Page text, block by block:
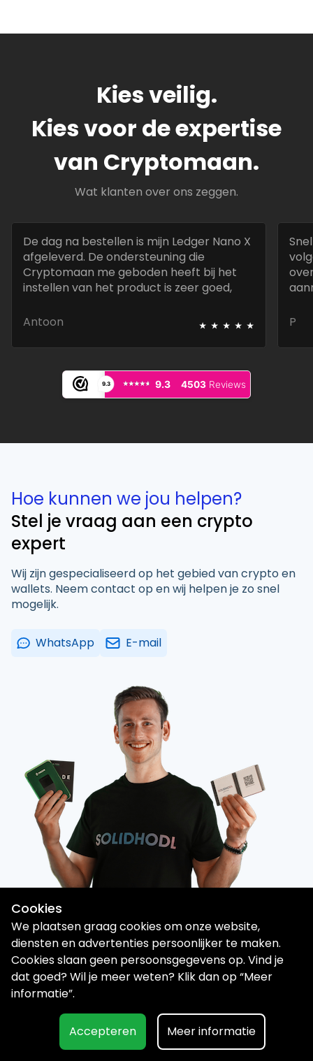
Kies veilig.
Kies voor de expertise
van Cryptomaan.
Wat klanten over ons zeggen.
De dag na bestellen is mijn Ledger Nano X
afgeleverd. De ondersteuning die
Cryptomaan me geboden heeft bij het
instellen van het product is zeer goed,
Antoon
⭑ ⭑ ⭑ ⭑ ⭑
P
9.3 ⭑⭑⭑⭑⭑
⭑⭑⭑⭑⭑ 9.3 4503Reviews
Hoe kunnen we jou helpen?
Stel je vraag aan een crypto
expert
Wij zijn gespecialiseerd op het gebied van crypto en
wallets. Neem contact op en wij helpen je zo snel
mogelijk.
WhatsApp E-mail
Hardware wallets
Alle hardware wallets
Blockstream Jade (Plus)
Cookies
We plaatsen graag cookies om onze website,
diensten en advertenties persoonlijker te maken.
Cookies slaan geen persoonsgegevens op. Vind je
dat goed? Wil je meer weten? Klik dan op “Meer
informatie”.
Accepteren Meer informatie